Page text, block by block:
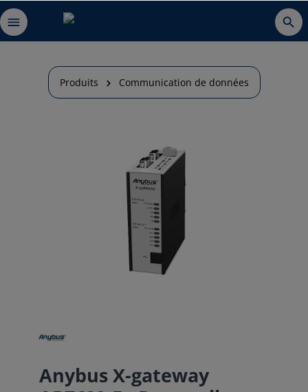
Produits Communication de données
Anybus X-gateway